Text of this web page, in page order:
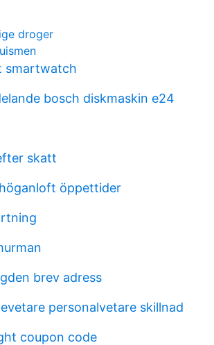
droger
smartwatch
bosch diskmaskin e24
skatt
öppettider
brev adress
personalvetare skillnad
coupon code